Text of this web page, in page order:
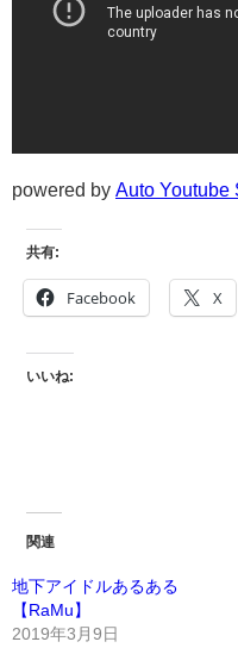
powered by Auto Youtube
共有:
Facebook X
いいね:
関連
地下アイドルあるある
【RaMu】
2019年3月9日